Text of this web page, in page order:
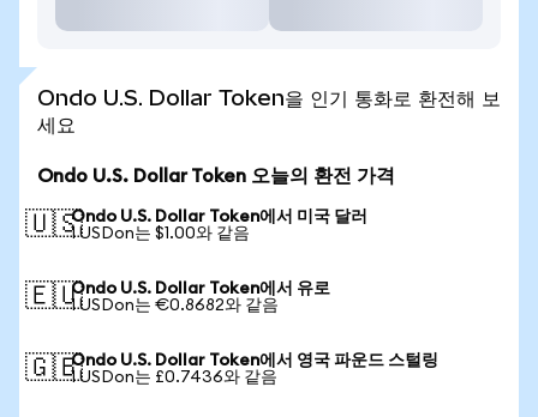
Ondo U.S. Dollar Token을 인기 통화로 환전해 보
세요
Ondo U.S. Dollar Token 오늘의 환전 가격
🇺🇸Ondo U.S. Dollar Token에서 미국 달러
1 USDon는 $1.00와 같음
🇪🇺Ondo U.S. Dollar Token에서 유로
1 USDon는 €0.8682와 같음
🇬🇧Ondo U.S. Dollar Token에서 영국 파운드 스털링
1 USDon는 £0.7436와 같음